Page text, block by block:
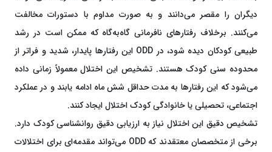
دیگران را مقصر می‌دانند و به صورت مداوم با دستورات مخالفت
می‌کنند. برخلاف رفتارهای نافرمانی گاه‌به‌گاه که ممکن است در رشد
طبیعی کودکان دیده شود، در ODD این رفتارها پایدار، شدید و فراتر از
محدوده سنی کودک هستند. تشخیص این اختلال معمولاً زمانی داده
می‌شود که این رفتارها به مدت حداقل شش ماه ادامه یابند و در عملکرد
اجتماعی، تحصیلی یا خانوادگی کودک اختلال ایجاد کنند.
تشخیص دقیق این اختلال نیاز به ارزیابی دقیق روانشناسی کودک دارد.
برخی از متخصصان معتقدند که ODD می‌تواند مقدمه‌ای برای اختلالات